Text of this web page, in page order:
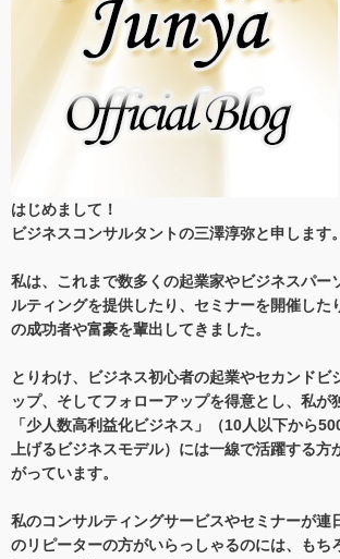
はじめまして！
ビジネスコンサルタントの三澤淳弥と申します。
私は、これまで数多くの起業家やビジネスパー
ルティングを提供したり、セミナーを開催した
の成功者や富豪を輩出してきました。
とりわけ、ビジネス初心者の起業やセカンドビ
ップ、そしてフォローアップを得意とし、私が
「少人数高利益化ビジネス」（10人以下から
上げるビジネスモデル）には一線で活躍する方
がっています。
私のコンサルティングサービスやセミナーが連
のリピーターの方がいらっしゃるのには、もち